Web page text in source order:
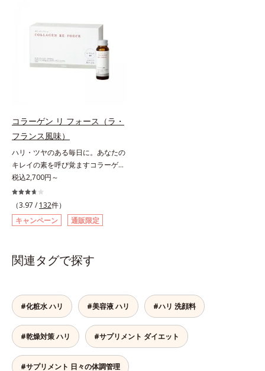
顔だけでなく、背中や足など、スキ
ンケア機能は全身にも。なかなか手
が回らない、ボディの乾燥対策にも
おすすめです。ゆずの爽やかな香り
とすっきりとした酸味が特徴の「ゆ
「マスカット風味」、ピーチの甘い
香りと爽やかな甘味が楽しめる「ピ
ーチ風味」の3種のフレーバーをご
用意。その日の気分に合わせてチョ
イスできるから、より飽きにくく、
水なしで飲めるから、毎日手軽にお
いしく続けられます。*1 販売商品
として。*2 許可表示：本品に含ま
れる米胚芽由来のグルコシルセラミ
ドは、肌の水分を逃しにくくするた
います。
コラーゲン リ フォース（ラ・
フランス風味）
ハリ・ツヤのある毎日に。あなたの
キレイの素を呼び覚ますコラーゲン
ドリンク。体内のコラーゲンに着目
したコラーゲンドリンクです。秘密
はレモンバームエキス。コラーゲン
と相性のいい美容素材を配合するこ
とで、あなたに眠るキレイの因子を
にこそおすすめ。さらに、分子が小
配合。サポート成分のビタミンC、
スムーズに届けるヒハツエキスも加
わることで、毎日のハリ・ツヤをし
っかりと応援します。山形県産の
ラ・フランス果汁を使用した、すっ
きり飲みやすい味わい。ノンカフェ
税込2,700円～
（3.97 / 132件）
キャンペーン
通販限定
関連タグで探す
#化粧水 ハリ #美容液 ハリ #ハリ 洗顔料
#乾燥対策 ハリ #サプリメント ダイエット
#サプリメント 日々の体調管理